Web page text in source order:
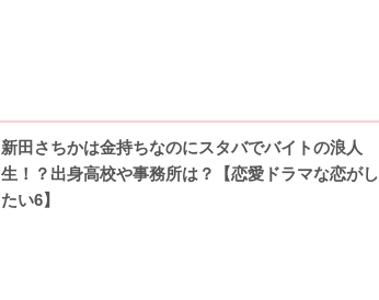
新田さちかは金持ちなのにスタバでバイトの浪人
生！？出身高校や事務所は？【恋愛ドラマな恋がし
たい6】